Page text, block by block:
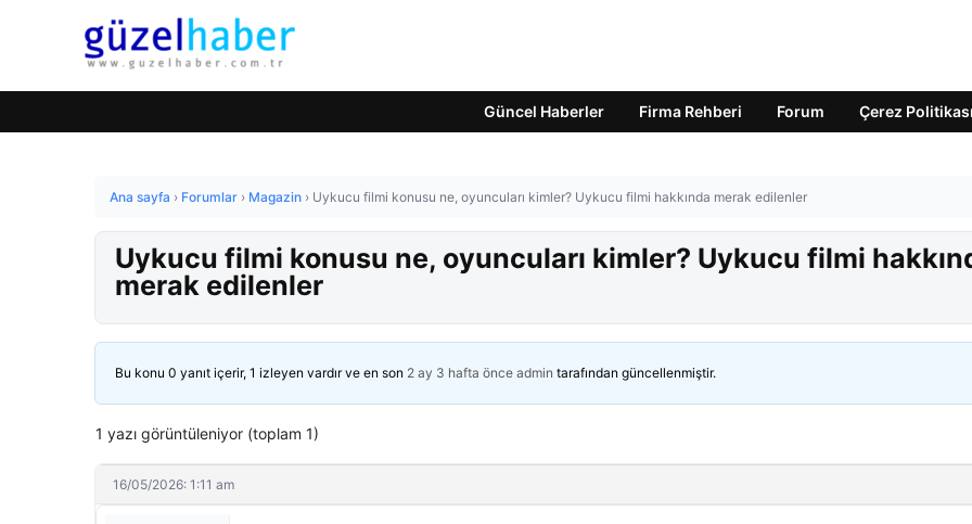
Güncel Haberler Firma Rehberi Forum Çerez Politikası
Ana sayfa › Forumlar › Magazin › Uykucu filmi konusu ne, oyuncuları kimler? Uykucu filmi hakkında merak edilenler
Uykucu filmi konusu ne, oyuncuları kimler? Uykucu filmi
merak edilenler
Bu konu 0 yanıt içerir, 1 izleyen vardır ve en son 2 ay 3 hafta önce admin tarafından güncellenmiştir.
1 yazı görüntüleniyor (toplam 1)
16/05/2026: 1:11 am